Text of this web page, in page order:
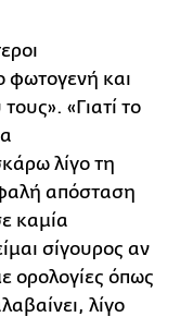
φωτογενή και
«Γιατί το
λίγο τη
απόσταση
καμία
σίγουρος αν
ορολογίες όπως
λίγο